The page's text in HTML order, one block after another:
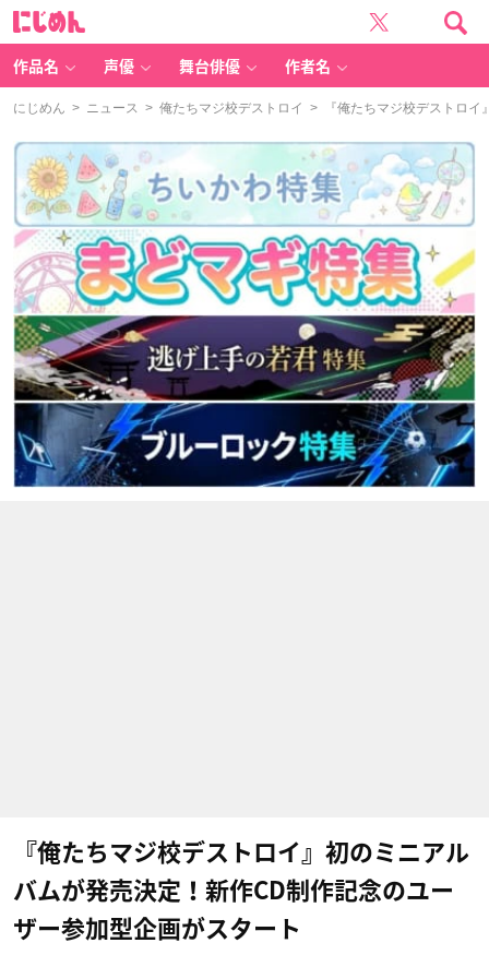
作品名 声優 舞台俳優 作者名
にじめん > ニュース > 俺たちマジ校デストロイ > 『俺たちマジ校デストロイ
『俺たちマジ校デストロイ』初のミニアル
バムが発売決定！新作CD制作記念のユー
ザー参加型企画がスタート